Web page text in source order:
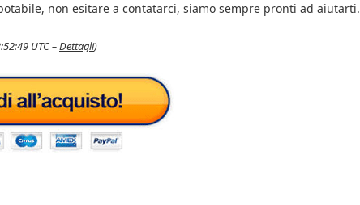
non esitare a contatarci, siamo sempre pronti ad aiutarti.
UTC –Dettagli)